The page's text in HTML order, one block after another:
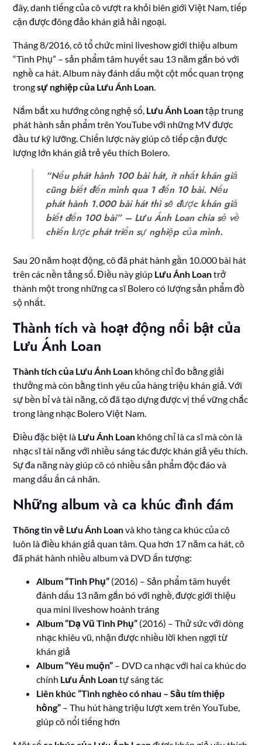
đây, danh tiếng của cô vượt ra khỏi biên giới Việt Nam, tiếp
cận được đông đảo khán giả hải ngoại.
Tháng 8/2016, cô tổ chức mini liveshow giới thiệu album
“Tình Phụ” – sản phẩm tâm huyết sau 13 năm gắn bó với
nghề ca hát. Album này đánh dấu một cột mốc quan trọng
trongsự nghiệp của Lưu Ánh Loan.
Nắm bắt xu hướng công nghệ số, Lưu Ánh Loantập trung
phát hành sản phẩm trên YouTube với những MV được
đầu tư kỹ lưỡng. Chiến lược này giúp cô tiếp cận được
lượng lớn khán giả trẻ yêu thích Bolero.
“Nếu phát hành 100 bài hát, ít nhất khán giả
cũng biết đến mình qua 1 đến 10 bài. Nếu
phát hành 1.000 bài hát thì sẽ được khán giả
biết đến 100 bài” – Lưu Ánh Loanchia sẻ về
chiến lược phát triển sự nghiệp của mình.
Sau 20 năm hoạt động, cô đã phát hành gần 10.000 bài hát
trên các nền tảng số. Điều này giúp Lưu Ánh Loantrở
thành một trong những ca sĩ Bolero có lượng sản phẩm đồ
sộ nhất.
Thành tích và hoạt động nổi bật của
Lưu Ánh Loan
Thành tích của Lưu Ánh Loan không chỉ đo bằng giải
thưởng mà còn bằng tình yêu của hàng triệu khán giả. Với
sự bền bỉ và tài năng, cô đã tạo dựng được vị thế vững chắc
trong làng nhạc Bolero Việt Nam.
Điều đặc biệt là Lưu Ánh Loan không chỉ là ca sĩ mà còn là
nhạc sĩ tài năng với nhiều sáng tác được khán giả yêu thích.
Sự đa năng này giúp cô có nhiều sản phẩm độc đáo và
mang dấu ấn cá nhân.
Những album và ca khúc đình đám
Thông tin về Lưu Ánh Loanvà kho tàng ca khúc của cô
luôn là điều khán giả quan tâm. Qua hơn 17 năm ca hát, cô
đã phát hành nhiều album và DVD ấn tượng:
Album “Tình Phụ” (2016) – Sản phẩm tâm huyết
đánh dấu 13 năm gắn bó với nghề, được giới thiệu
qua mini liveshow hoành tráng
Album “Dạ Vũ Tình Phụ” (2016) – Thử sức với dòng
nhạc khiêu vũ, nhận được nhiều lời khen ngợi từ
khán giả
Album “Yêu muộn” – DVD ca nhạc với hai ca khúc do
chính Lưu Ánh Loantự sáng tác
Liên khúc “Tình nghèo có nhau – Sầu tím thiệp
hồng” – Thu hút hàng triệu lượt xem trên YouTube,
giúp cô nổi tiếng hơn